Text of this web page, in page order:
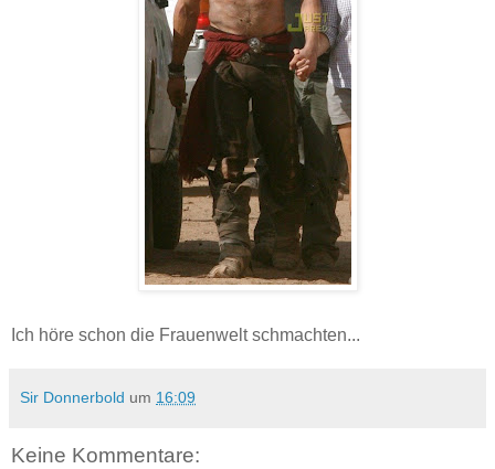
Ich höre schon die Frauenwelt schmachten...
Sir Donnerbold um 16:09
Keine Kommentare: